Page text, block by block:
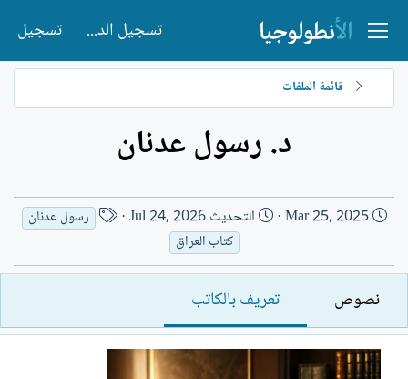
تسجيل الدخول تسجيل
قائمة الملفات
د. رسول عدنان
ت
ر
ي
خ
ا
ل
إ
Mar 25, 2025 التحديث Jul 24, 2026
ا
م
ا
ك
رسول عدنان
كتاب العراق
نصوص تعريف بالكاتب